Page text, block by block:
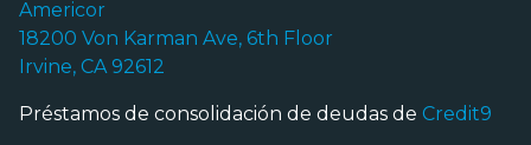
Americor
18200 Von Karman Ave, 6th Floor
Irvine, CA 92612
Préstamos de consolidación de deudas de Credit9